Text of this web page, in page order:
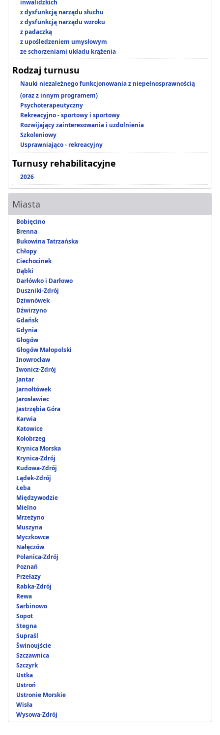
inwalidzkich
z dysfunkcją narządu słuchu
z dysfunkcją narządu wzroku
z padaczką
z upośledzeniem umysłowym
ze schorzeniami układu krążenia
Rodzaj turnusu
Nauki niezależnego funkcjonowania z niepełnosprawnością
(oraz z innym programem)
Psychoterapeutyczny
Rekreacyjno - sportowy i sportowy
Rozwijający zainteresowania i uzdolnienia
Szkoleniowy
Usprawniająco - rekreacyjny
Turnusy rehabilitacyjne
2026
Miasta
Bobięcino
Brenna
Bukowina Tatrzańska
Chłopy
Ciechocinek
Dąbki
Darłówko i Darłowo
Duszniki-Zdrój
Dziwnówek
Dźwirzyno
Gdańsk
Gdynia
Głogów
Głogów Małopolski
Inowrocław
Iwonicz-Zdrój
Jantar
Jarnołtówek
Jarosławiec
Jastrzębia Góra
Karwia
Katowice
Kołobrzeg
Krynica Morska
Krynica-Zdrój
Kudowa-Zdrój
Lądek-Zdrój
Łeba
Międzywodzie
Mielno
Mrzeżyno
Muszyna
Myczkowce
Nałęczów
Polanica-Zdrój
Poznań
Przełazy
Rabka-Zdrój
Rewa
Sarbinowo
Sopot
Stegna
Supraśl
Świnoujście
Szczawnica
Szczyrk
Ustka
Ustroń
Ustronie Morskie
Wisła
Wysowa-Zdrój